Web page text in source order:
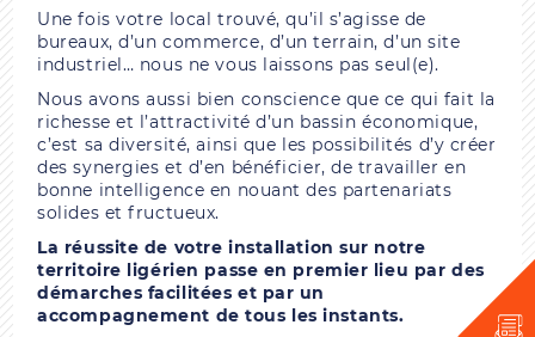
Une fois votre local trouvé, qu’il s’agisse de
bureaux, d’un commerce, d’un terrain, d’un site
industriel… nous ne vous laissons pas seul(e).
Nous avons aussi bien conscience que ce qui fait la
richesse et l’attractivité d’un bassin économique,
c’est sa diversité, ainsi que les possibilités d’y créer
des synergies et d’en bénéficier, de travailler en
bonne intelligence en nouant des partenariats
solides et fructueux.
La réussite de votre installation sur notre
territoire ligérien passe en premier lieu par des
démarches facilitées et par un
accompagnement de tous les instants.